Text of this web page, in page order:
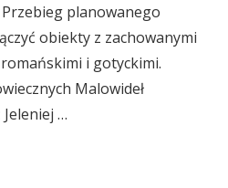
planowanego
obiekty z zachowanymi
i gotyckimi.
Malowideł
…